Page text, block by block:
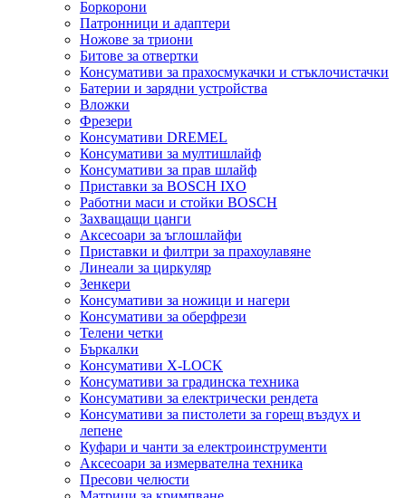
Боркорони
Патронници и адаптери
Ножове за триони
Битове за отвертки
Консумативи за прахосмукачки и стъклочистачки
Батерии и зарядни устройства
Вложки
Фрезери
Консумативи DREMEL
Консумативи за мултишлайф
Консумативи за прав шлайф
Приставки за BOSCH IXO
Работни маси и стойки BOSCH
Захващащи цанги
Аксесоари за ъглошлайфи
Приставки и филтри за прахоулавяне
Линеали за циркуляр
Зенкери
Консумативи за ножици и нагери
Консумативи за оберфрези
Телени четки
Бъркалки
Консумативи X-LOCK
Консумативи за градинска техника
Консумативи за електрически рендета
Консумативи за пистолети за горещ въздух и
лепене
Куфари и чанти за електроинструменти
Аксесоари за измервателна техника
Пресови челюсти